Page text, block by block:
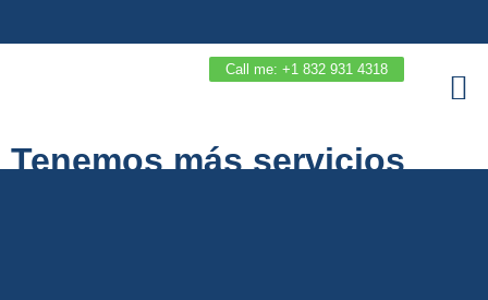
Call me: +1 832 931 4318
Tenemos más servicios